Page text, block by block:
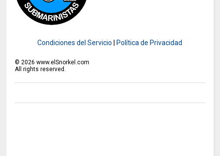
Condiciones del Servicio Política de Privacidad
©2026 www.elSnorkel.com
All rights reserved.